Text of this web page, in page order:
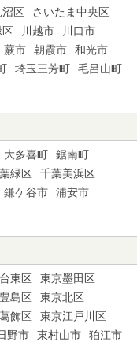
沼区
さいたま中央区
区 川越市
川口市
蕨市 朝霞市
和光市
埼玉三芳町
毛呂山町
大多喜町
鋸南町
緑区
千葉美浜区
鎌ケ谷市
浦安市
東区
東京墨田区
島区
東京北区
飾区
東京江戸川区
野市 東村山市
狛江市